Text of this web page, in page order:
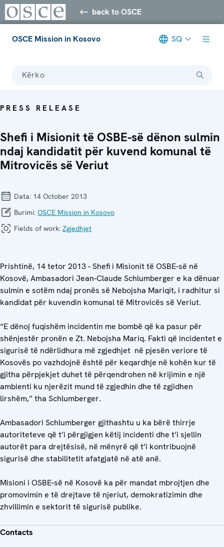
back to OSCE
OSCE Mission in Kosovo SQ
Kërko
PRESS RELEASE
Shefi i Misionit të OSBE-së dënon sulmin
ndaj kandidatit për kuvend komunal të
Mitrovicës së Veriut
Data: 14 October 2013
Burimi: OSCE Mission in Kosovo
Fields of work: Zgjedhjet
Prishtinë, 14 tetor 2013 - Shefi i Misionit të OSBE-së në
Kosovë, Ambasadori Jean-Claude Schlumberger e ka dënuar
sulmin e sotëm ndaj pronës së Nebojsha Mariqit, i radhitur si
kandidat për kuvendin komunal të Mitrovicës së Veriut.
“E dënoj fuqishëm incidentin me bombë që ka pasur për
shënjestër pronën e Zt. Nebojsha Mariq. Fakti që incidentet e
sigurisë të ndërlidhura më zgjedhjet në pjesën veriore të
Kosovës po vazhdojnë është për keqardhje në kohën kur të
gjitha përpjekjet duhet të përqendrohen në krijimin e një
ambienti ku njerëzit mund të zgjedhin dhe të zgjidhen
lirshëm,” tha Schlumberger.
Ambasadori Schlumberger gjithashtu u ka bërë thirrje
autoriteteve që t’i përgjigjen këtij incidenti dhe t’i sjellin
autorët para drejtësisë, në mënyrë që t’i kontribuojnë
sigurisë dhe stabilitetit afatgjatë në atë anë.
Misioni i OSBE-së në Kosovë ka për mandat mbrojtjen dhe
promovimin e të drejtave të njeriut, demokratizimin dhe
zhvillimin e sektorit të sigurisë publike.
Contacts